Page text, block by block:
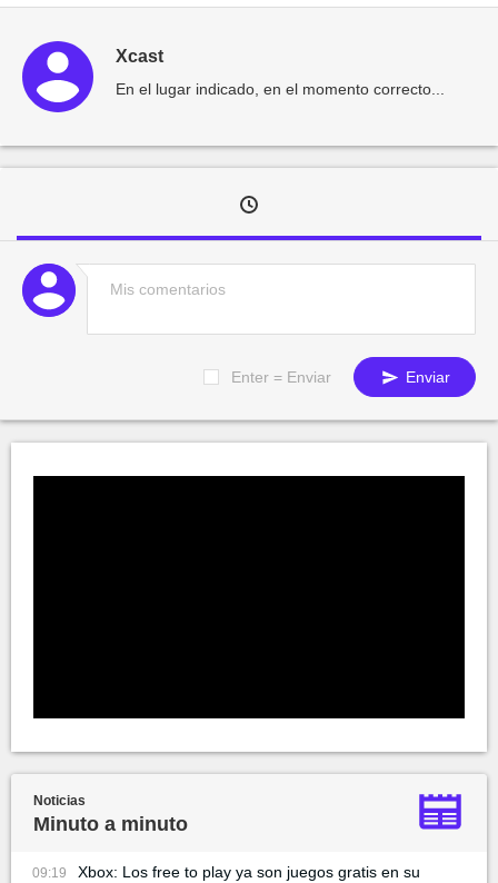
Xcast
En el lugar indicado, en el momento correcto...
Enter = Enviar Enviar
Noticias
Minuto a minuto
09:19
Xbox: Los free to play ya son juegos gratis en su